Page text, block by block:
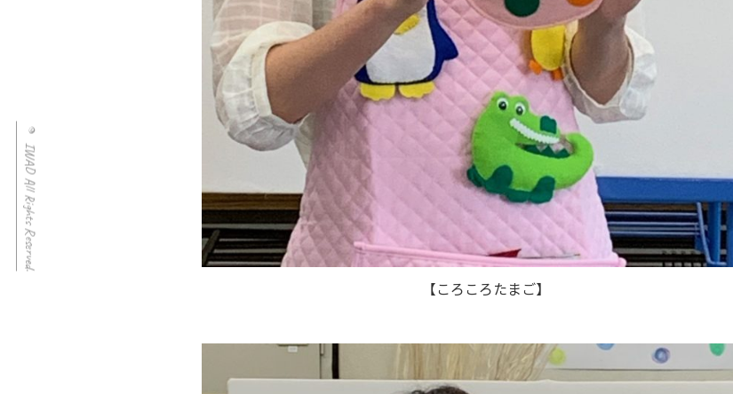
【ころころたまご】
© IWAD All Rights Reserved.